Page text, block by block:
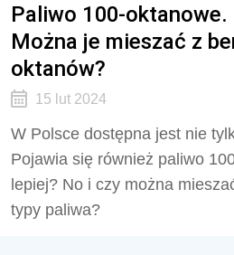
Paliwo 100-oktanowe.
Można je mieszać z
oktanów?
15 lut 2024
W Polsce dostępna jest nie
Pojawia się również paliwo
lepiej? No i czy można
typy paliwa?